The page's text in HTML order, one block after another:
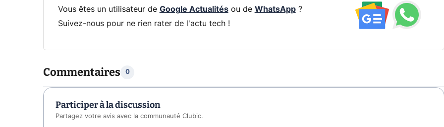
Vous êtes un utilisateur de Google Actualitésou de WhatsApp?
Suivez-nous pour ne rien rater de l'actu tech !
Commentaires 0
Participer à la discussion
Partagez votre avis avec la communauté Clubic.